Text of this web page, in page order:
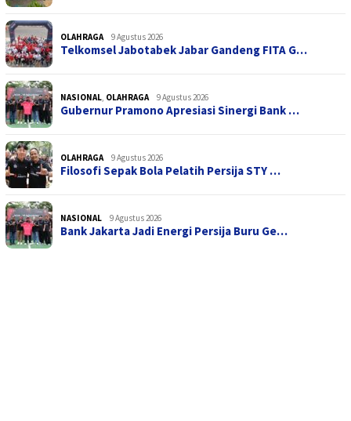
OLAHRAGA 9 Agustus 2026
Telkomsel Jabotabek Jabar Gandeng FITA G…
NASIONAL, OLAHRAGA 9 Agustus 2026
Gubernur Pramono Apresiasi Sinergi Bank …
OLAHRAGA 9 Agustus 2026
Filosofi Sepak Bola Pelatih Persija STY …
NASIONAL 9 Agustus 2026
Bank Jakarta Jadi Energi Persija Buru Ge…